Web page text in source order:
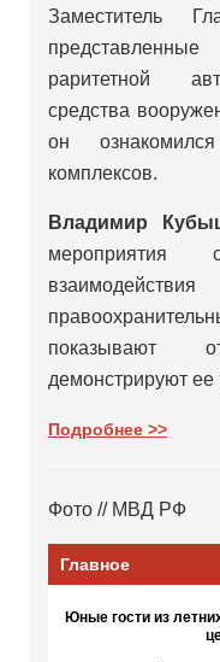
Заместитель
раритетной
средства
он
комплексов.
Владимир
мероприятия
показывают
демонстрируют ее
Подробнее >>
Фото // МВД РФ
Главное
Юные гости из